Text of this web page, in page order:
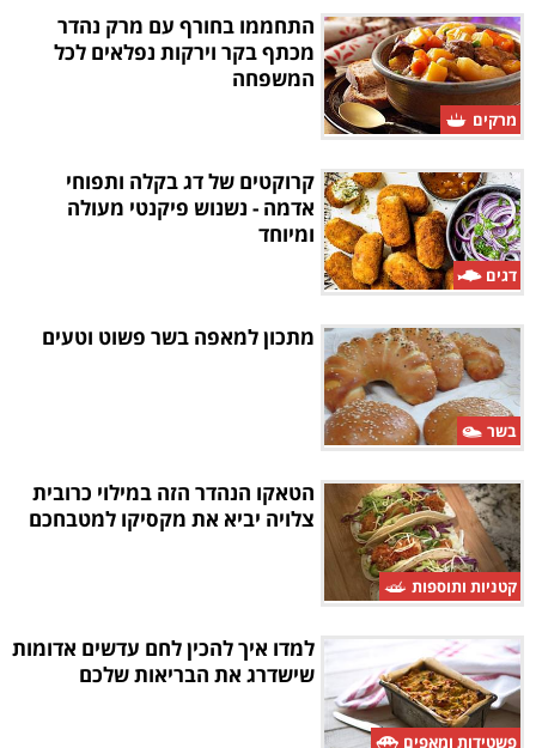
מרקים
התחממו בחורף עם מרק נהדר
מכתף בקר וירקות נפלאים לכל
המשפחה
דגים
קרוקטים של דג בקלה ותפוחי
אדמה - נשנוש פיקנטי מעולה
ומיוחד
בשר
מתכון למאפה בשר פשוט וטעים
קטניות ותוספות
הטאקו הנהדר הזה במילוי כרובית
צלויה יביא את מקסיקו למטבחכם
פשטידות ומאפים
למדו איך להכין לחם עדשים אדומות
שישדרג את הבריאות שלכם